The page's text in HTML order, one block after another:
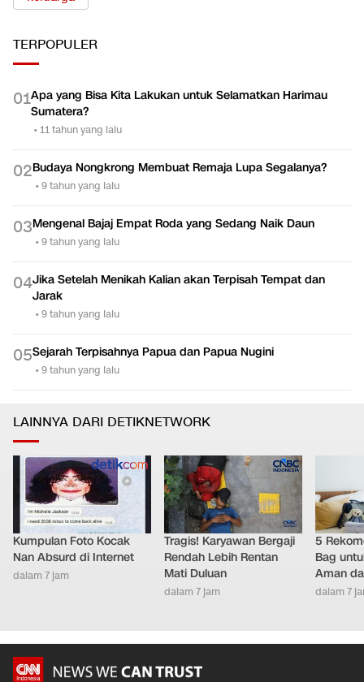
TERPOPULER
01Apa yang Bisa Kita Lakukan untuk Selamatkan Harimau
Sumatera?
•11 tahun yang lalu
02Budaya Nongkrong Membuat Remaja Lupa Segalanya?
•9 tahun yang lalu
03Mengenal Bajaj Empat Roda yang Sedang Naik Daun
•9 tahun yang lalu
04Jika Setelah Menikah Kalian akan Terpisah Tempat dan
Jarak
•9 tahun yang lalu
05Sejarah Terpisahnya Papua dan Papua Nugini
•9 tahun yang lalu
LAINNYA DARI DETIKNETWORK
Kumpulan Foto Kocak
Nan Absurd di Internet
dalam 7 jam
Tragis! Karyawan Bergaji
Rendah Lebih Rentan
Mati Duluan
dalam 7 jam
5
Bag
Aman
dalam 7